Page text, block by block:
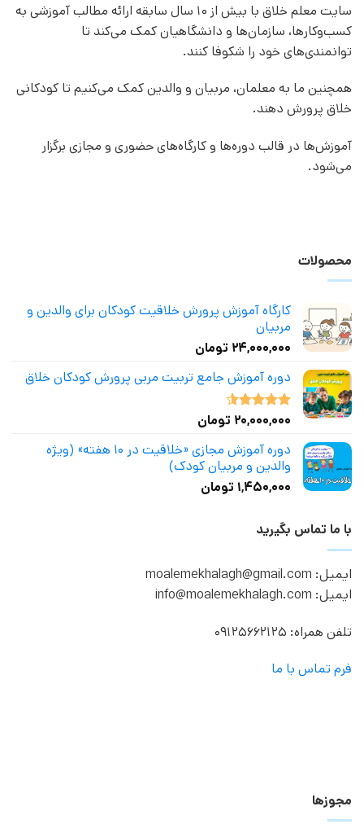
سایت معلم خلاق با بیش از 10 سال سابقه ارائه مطالب آموزشی به
کسب‌وکارها، سازمان‌ها و دانشگاهیان کمک می‌کند تا
توانمندی‌های خود را شکوفا کنند.
همچنین ما به معلمان، مربیان و والدین کمک می‌کنیم تا کودکانی
خلاق پرورش دهند.
آموزش‌ها در قالب دوره‌ها و کارگاه‌های حضوری و مجازی برگزار
می‌شود.
محصولات
کارگاه آموزش پرورش خلاقیت کودکان برای والدین و
مربیان
۲۴,۰۰۰,۰۰۰ تومان
دوره آموزش جامع تربیت مربی پرورش کودکان خلاق
نمره4.50
۲۰,۰۰۰,۰۰۰ تومان
دوره آموزش مجازی «خلاقیت در ۱۰ هفته» (ویژه
والدین و مربیان کودک)
۱,۴۵۰,۰۰۰ تومان
با ما تماس بگیرید
ایمیل: moalemekhalagh@gmail.com
ایمیل: info@moalemekhalagh.com
تلفن همراه: 09125662125
فرم تماس با ما
مجوزها